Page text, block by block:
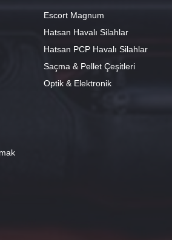
Escort Magnum
Hatsan Havalı Silahlar
Hatsan PCP Havalı Silahlar
Saçma & Pellet Çeşitleri
Optik & Elektronik